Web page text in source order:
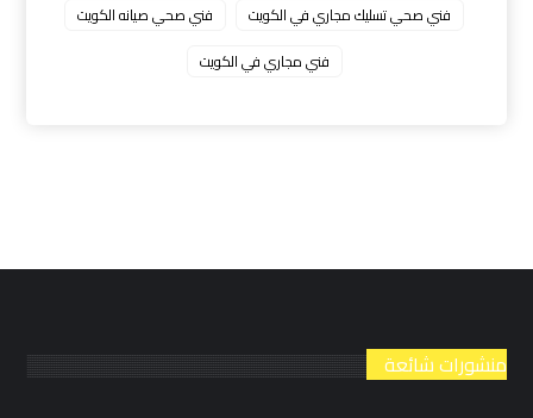
فني صحي تسليك مجاري في الكويت
فني صحي صيانه الكويت
فني مجاري في الكويت
منشورات شائعة